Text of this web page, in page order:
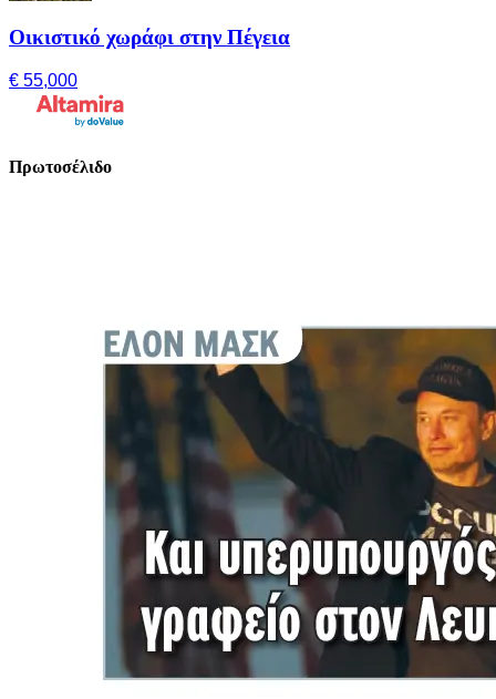
Οικιστικό χωράφι στην Πέγεια
€ 55,000
Πρωτοσέλιδο